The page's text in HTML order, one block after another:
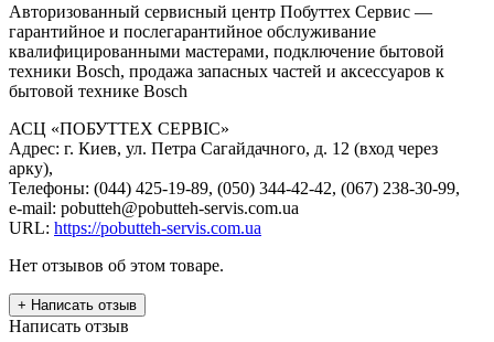
Авторизованный сервисный центр Побуттех Сервис —
гарантийное и послегарантийное обслуживание
квалифицированными мастерами, подключение бытовой
техники Bosch, продажа запасных частей и аксессуаров к
бытовой технике Bosch
АСЦ «ПОБУТТЕХ СЕРВІС»
Адрес: г. Киев, ул. Петра Сагайдачного, д. 12 (вход через
арку),
Телефоны: (044) 425-19-89, (050) 344-42-42, (067) 238-30-99,
e-mail: pobutteh@pobutteh-servis.com.ua
URL: https://pobutteh-servis.com.ua
Нет отзывов об этом товаре.
+ Написать отзыв
Написать отзыв